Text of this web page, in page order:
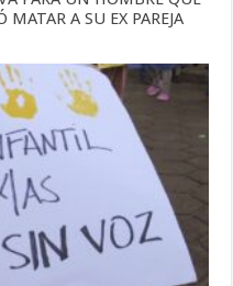
A SU EX PAREJA